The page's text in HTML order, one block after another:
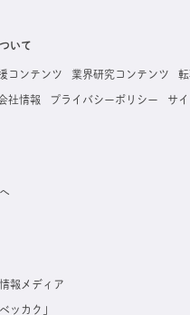
ご利用者の約96%の方に「満足」とお答え
契約法人様から寄せられた正規の求人情報
届くためスムーズに転職・復職できます。
いて
コンテンツ 業界研究コンテンツ
社情報 プライバシーポリシー サ
報メディア
ッカク」